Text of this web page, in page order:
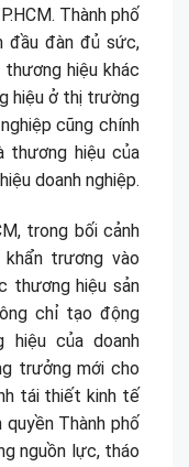
Thành phố
đầu đàn đủ sức,
hiệu khác
hiệu ở thị trường
cũng chính
thương hiệu của
doanh nghiệp.
trong bối cảnh
trương vào
thương hiệu sản
chỉ tạo động
hiệu của doanh
trưởng mới cho
tái thiết kinh tế
quyền Thành phố
nguồn lực, tháo